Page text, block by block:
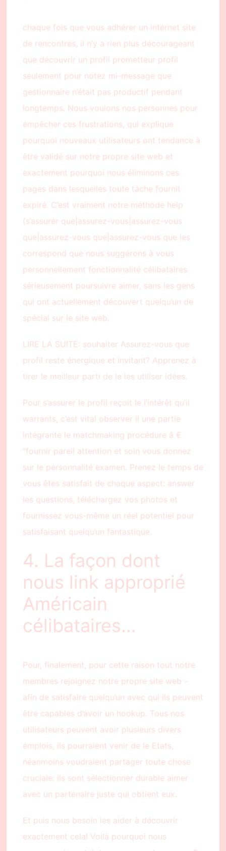
chaque fois que vous adhérer un internet site
de rencontres, il n’y a rien plus décourageant
que découvrir un profil prometteur profil
seulement pour notez mi-message que
gestionnaire n’était pas productif pendant
longtemps. Nous voulons nos personnes pour
empêcher ces frustrations, qui explique
pourquoi nouveaux utilisateurs ont tendance à
être validé sur notre propre site web et
exactement pourquoi nous éliminons ces
pages dans lesquelles toute tâche fournit
expiré. C’est vraiment notre méthode help
{s’assurer que|assurez-vous|assurez-vous
que|assurez-vous que|assurez-vous que les
correspond que nous suggérons à vous
personnellement fonctionnalité célibataires
sérieusement poursuivre aimer, sans les gens
qui ont actuellement découvert quelqu’un de
spécial sur le site web.
LIRE LA SUITE: souhaiter Assurez-vous que
profil reste énergique et invitant? Apprenez à
tirer le meilleur parti de le les utiliser idées.
Pour s’assurer le profil reçoit le l’intérêt qu’il
warrants, c’est vital observer il une partie
intégrante le matchmaking procédure â €
“fournir pareil attention et soin vous donnez
sur le personnalité examen. Prenez le temps de
vous êtes satisfait de chaque aspect: answer
les questions, téléchargez vos photos et
fournissez vous-même un réel potentiel pour
satisfaisant quelqu’un fantastique.
4. La façon dont
nous link approprié
Américain
célibataires…
Pour, finalement, pour cette raison tout notre
membres rejoignez notre propre site web –
afin de satisfaire quelqu’un avec qui ils peuvent
être capables d’avoir un hookup. Tous nos
utilisateurs peuvent avoir plusieurs divers
emplois, ils pourraient venir de le Etats,
néanmoins voudraient partager toute chose
cruciale: ils sont sélectionner durable aimer
avec un partenaire juste qui obtient eux.
Et puis nous besoin les aider à découvrir
exactement cela! Voilà pourquoi nous